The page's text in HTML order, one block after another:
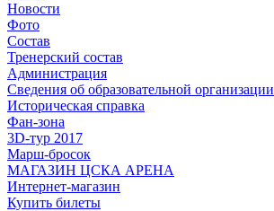
Новости
Фото
Состав
Тренерский состав
Администрация
Сведения об образовательной организации
Историческая справка
Фан-зона
3D-тур 2017
Марш-бросок
МАГАЗИН ЦСКА АРЕНА
Интернет-магазин
Купить билеты